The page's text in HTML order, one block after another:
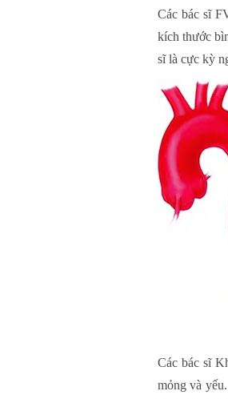
Các bác sĩ
kích thước
sĩ là cực kỳ
Các bác sĩ
mỏng và